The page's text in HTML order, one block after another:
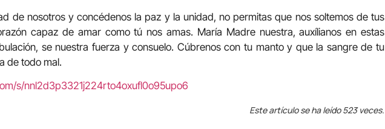
de nosotros y concédenos la paz y la unidad, no permitas que nos soltemos de tus
capaz de amar como tú nos amas. María Madre nuestra, auxílianos en estas
se nuestra fuerza y consuelo. Cúbrenos con tu manto y que la sangre de tu
de todo mal.
s/nnl2d3p3321j224rto4oxufl0o95upo6
Este artículo se ha leído 523 veces.